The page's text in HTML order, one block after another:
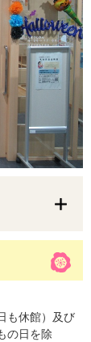
も休館）及び
の日を除